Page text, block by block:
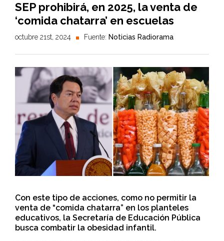
SEP prohibirá, en 2025, la venta de
‘comida chatarra’ en escuelas
octubre 21st, 2024 Fuente: Noticias Radiorama
Con este tipo de acciones, como no permitir la
venta de “comida chatarra” en los planteles
educativos, la Secretaría de Educación Pública
busca combatir la obesidad infantil.